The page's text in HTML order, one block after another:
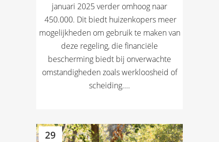
januari 2025 verder omhoog naar
 450.000. Dit biedt huizenkopers meer
mogelijkheden om gebruik te maken van
deze regeling, die financiële
bescherming biedt bij onverwachte
omstandigheden zoals werkloosheid of
scheiding....
29